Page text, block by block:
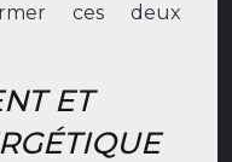
ces deux
ET